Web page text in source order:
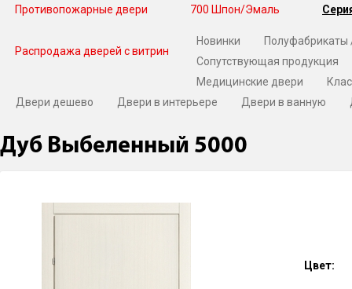
Противопожарные двери 700 Шпон/Эмаль
Распродажа дверей с витрин
Новинки
Сопутствующая продукция
Медицинские двери
Двери дешево
Двери в интерьере Двери в ванную
Дуб Выбеленный 5000
Цвет: